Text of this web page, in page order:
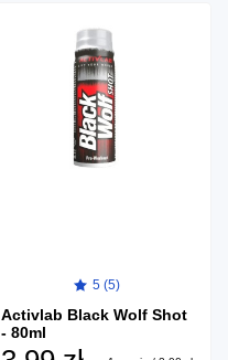
5 (5)
Activlab Black Wolf Shot
- 80ml